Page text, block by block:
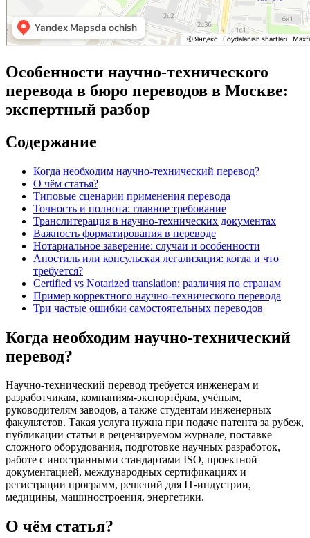
Особенности научно-технического
перевода в бюро переводов в Москве:
экспертный разбор
Содержание
Когда необходим научно-технический перевод?
О чём статья?
Типовые сценарии применения перевода
Точность и полнота: главное требование
Транслитерация в научно-технических документах
Важность форматирования в переводе
Нотариальное заверение: случаи и особенности
Апостиль или консульская легализация: когда и что
требуется?
Certified vs Notarized translation: различия по странам
Пример корректного научно-технического перевода
Три частые ошибки самостоятельных переводов
Когда необходим научно-технический
перевод?
Научно-технический перевод требуется инженерам и
разработчикам, компаниям-экспортёрам, учёным,
руководителям заводов, а также студентам инженерных
факультетов. Такая услуга нужна при подаче патента за рубеж,
публикации статьи в рецензируемом журнале, поставке
сложного оборудования, подготовке научных разработок,
работе с иностранными стандартами ISO, проектной
документацией, международных сертификациях и
регистрации программ, решений для IT-индустрии,
медицины, машиностроения, энергетики.
О чём статья?